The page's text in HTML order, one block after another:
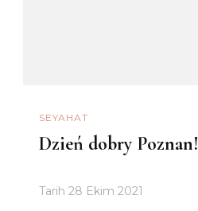
SEYAHAT
Dzień dobry Poznan!
Tarih 28 Ekim 2021